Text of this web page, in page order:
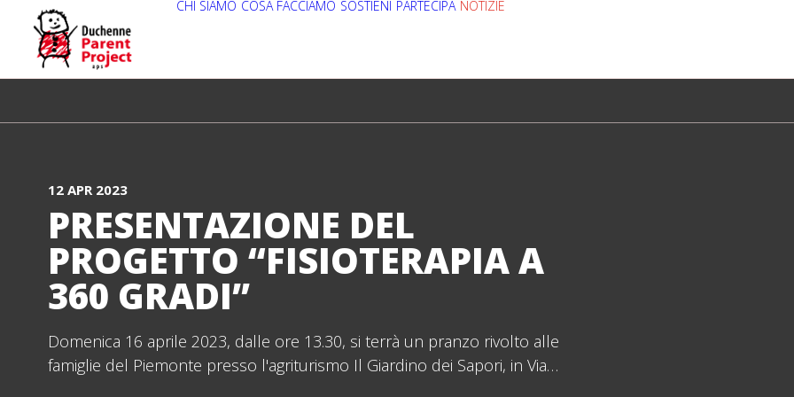
CHI SIAMO COSA FACCIAMO SOSTIENI PARTECIPA NOTIZIE
12 APR 2023
PRESENTAZIONE DEL
PROGETTO “FISIOTERAPIA A
360 GRADI”
Domenica 16 aprile 2023, dalle ore 13.30, si terrà un pranzo rivolto alle
famiglie del Piemonte presso l'agriturismo Il Giardino dei Sapori, in Via…